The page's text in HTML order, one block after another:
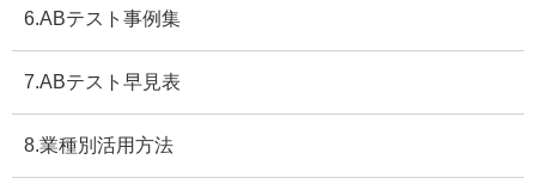
6.ABテスト事例集
7.ABテスト早見表
8.業種別活用方法